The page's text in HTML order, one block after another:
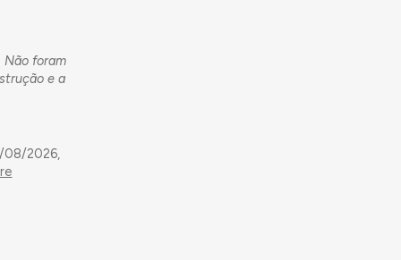
Não foram
e a
08/2026,